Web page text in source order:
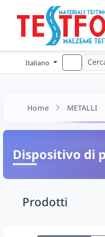
Italiano
Home METALLI
Dispositivo di
Prodotti